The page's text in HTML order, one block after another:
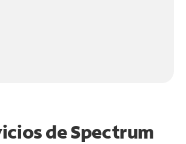
de Spectrum